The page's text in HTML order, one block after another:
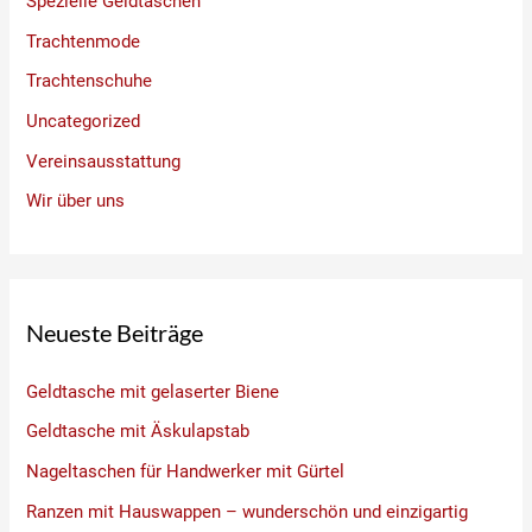
Trachtenmode
Trachtenschuhe
Uncategorized
Vereinsausstattung
Wir über uns
Neueste Beiträge
Geldtasche mit gelaserter Biene
Geldtasche mit Äskulapstab
Nageltaschen für Handwerker mit Gürtel
Ranzen mit Hauswappen – wunderschön und einzigartig